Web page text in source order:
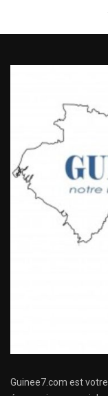
Guinee7.com est